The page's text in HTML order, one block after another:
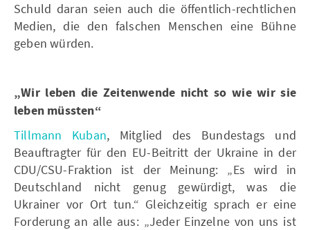
Schuld daran seien auch die öffentlich-rechtlichen
Medien, die den falschen Menschen eine Bühne
geben würden.
„Wir leben die Zeitenwende nicht so wie wir sie
leben müssten“
Tillmann Kuban, Mitglied des Bundestags und
Beauftragter für den EU-Beitritt der Ukraine in der
CDU/CSU-Fraktion ist der Meinung: „Es wird in
Deutschland nicht genug gewürdigt, was die
Ukrainer vor Ort tun.“ Gleichzeitig sprach er eine
Forderung an alle aus: „Jeder Einzelne von uns ist